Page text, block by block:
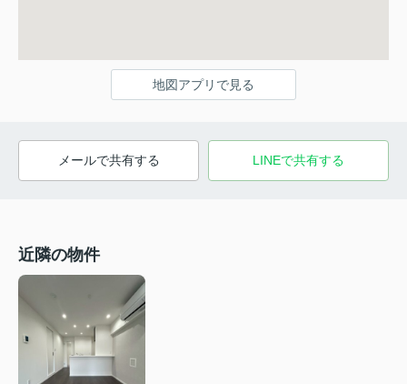
地図アプリで見る
メールで共有する LINEで共有する
近隣の物件